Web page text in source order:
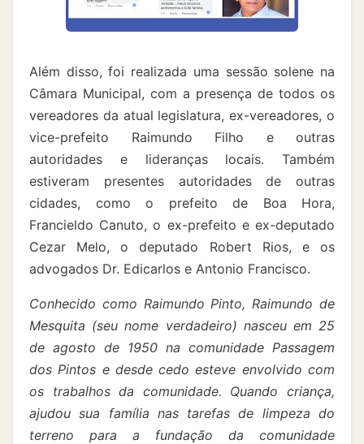
Além disso, foi realizada uma sessão solene na
Câmara Municipal, com a presença de todos os
vereadores da atual legislatura, ex-vereadores, o
vice-prefeito Raimundo Filho e outras
autoridades e lideranças locais. Também
estiveram presentes autoridades de outras
cidades, como o prefeito de Boa Hora,
Francieldo Canuto, o ex-prefeito e ex-deputado
Cezar Melo, o deputado Robert Rios, e os
advogados Dr. Edicarlos e Antonio Francisco.
Conhecido como Raimundo Pinto, Raimundo de
Mesquita (seu nome verdadeiro) nasceu em 25
de agosto de 1950 na comunidade Passagem
dos Pintos e desde cedo esteve envolvido com
os trabalhos da comunidade. Quando criança,
ajudou sua família nas tarefas de limpeza do
terreno para a fundação da comunidade